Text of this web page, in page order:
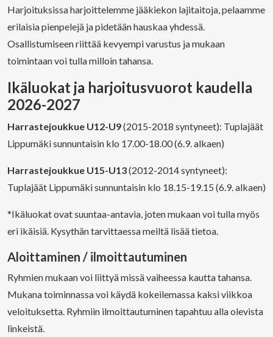
Harjoituksissa harjoittelemme jääkiekon lajitaitoja, pelaamme
erilaisia pienpelejä ja pidetään hauskaa yhdessä.
Osallistumiseen riittää kevyempi varustus ja mukaan
toimintaan voi tulla milloin tahansa.
Ikäluokat ja harjoitusvuorot kaudella
2026-2027
Harrastejoukkue U12-U9(2015-2018 syntyneet): Tuplajäät
Lippumäki sunnuntaisin klo 17.00-18.00 (6.9. alkaen)
Harrastejoukkue U15-U13(2012-2014 syntyneet):
Tuplajäät Lippumäki sunnuntaisin klo 18.15-19.15 (6.9. alkaen)
*Ikäluokat ovat suuntaa-antavia, joten mukaan voi tulla myös
eri ikäisiä. Kysythän tarvittaessa meiltä lisää tietoa.
Aloittaminen / ilmoittautuminen
Ryhmien mukaan voi liittyä missä vaiheessa kautta tahansa.
Mukana toiminnassa voi käydä kokeilemassa kaksi viikkoa
veloituksetta. Ryhmiin ilmoittautuminen tapahtuu alla olevista
linkeistä.